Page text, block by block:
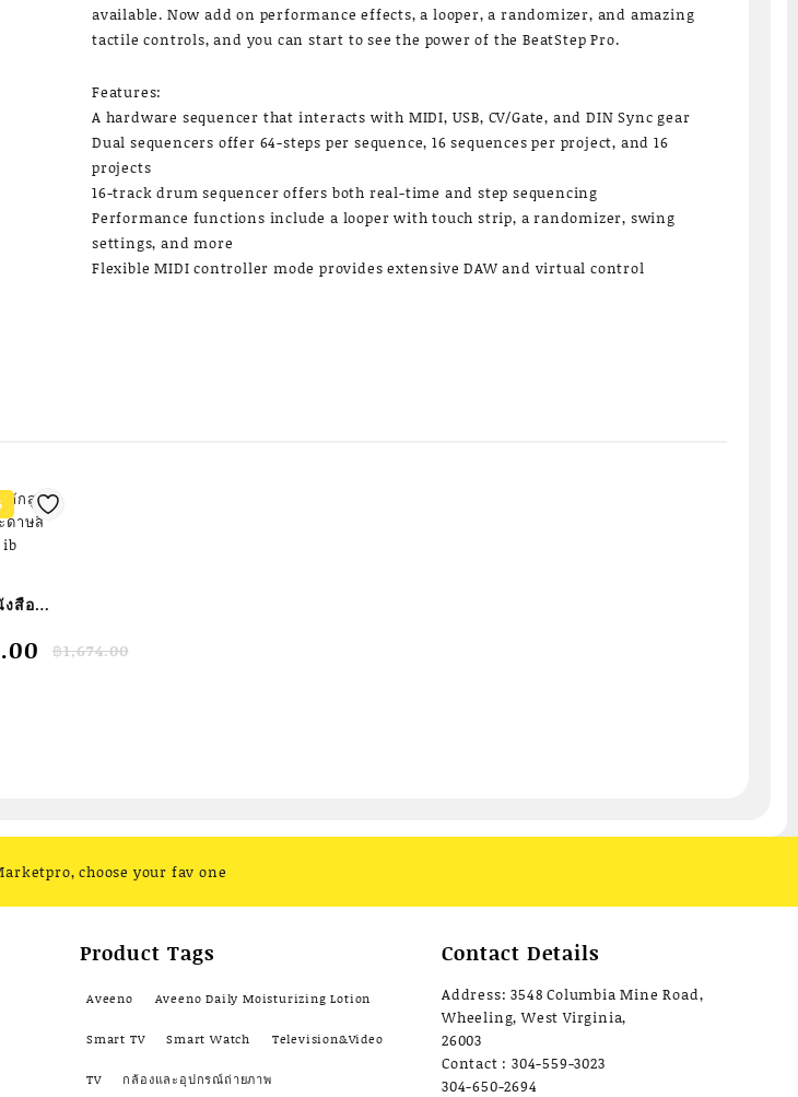
available. Now add on performance effects, a looper, a randomizer, and amazing
tactile controls, and you can start to see the power of the BeatStep Pro.
Features:
A hardware sequencer that interacts with MIDI, USB, CV/Gate, and DIN Sync gear
Dual sequencers offer 64-steps per sequence, 16 sequences per project, and 16
projects
16-track drum sequencer offers both real-time and step sequencing
Performance functions include a looper with touch strip, a randomizer, swing
settings, and more
Flexible MIDI controller mode provides extensive DAW and virtual control
งสือ
/
฿1,674.00
choose your fav one
Product Tags
Aveeno Aveeno Daily Moisturizing Lotion
Smart TV Smart Watch Television&Video
TV กล้องและอุปกรณ์ถ่ายภาพ
Contact Details
Address: 3548 Columbia Mine Road,
Wheeling, West Virginia,
26003
Contact : 304-559-3023
304-650-2694